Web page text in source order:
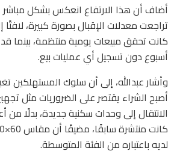
أضاف أن هذا الارتفاع انعكس بشكل مباشر
تراجعت معدلات الإقبال بصورة كبيرة،
كانت تحقق مبيعات يومية منتظمة، بينما
أسبوع دون تسجيل أي عمليات بيع.
وأشار عبدالله، إلى أن سلوك المستهلكين
أصبح الشراء يقتصر على الضروريات مثل
الانتقال إلى وحدات سكنية جديدة، بدلًا من
لديه باعتباره من الفئة المتوسطة.